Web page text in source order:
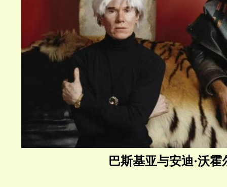
巴斯基亚与安迪·沃霍